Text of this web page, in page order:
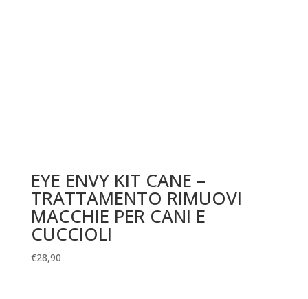
EYE ENVY KIT CANE –
TRATTAMENTO RIMUOVI
MACCHIE PER CANI E
CUCCIOLI
€28,90